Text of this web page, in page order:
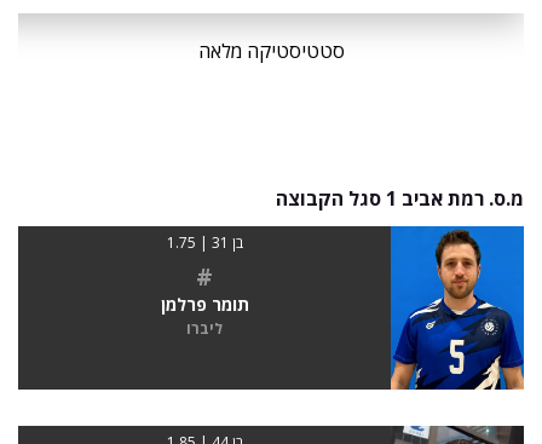
סטטיסטיקה מלאה
מ.ס. רמת אביב 1 סגל הקבוצה
בן 31 | 1.75
#
תומר פרלמן
ליברו